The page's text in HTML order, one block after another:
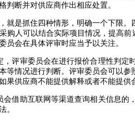
判断并对供应商作出相应处置。
就是抓住四种情形，明确一个下限
购人可以结合实际项目情况，提高
员会在具体评审时应当予以关注。
评审委员会在进行报价合理性判
等情况进行判断。评审委员会可以
供应商不能提供解释或者不能提供
借助互联网等渠道查询相关信息
。